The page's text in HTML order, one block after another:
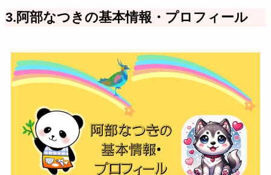
3.阿部なつきの基本情報・プロフィール